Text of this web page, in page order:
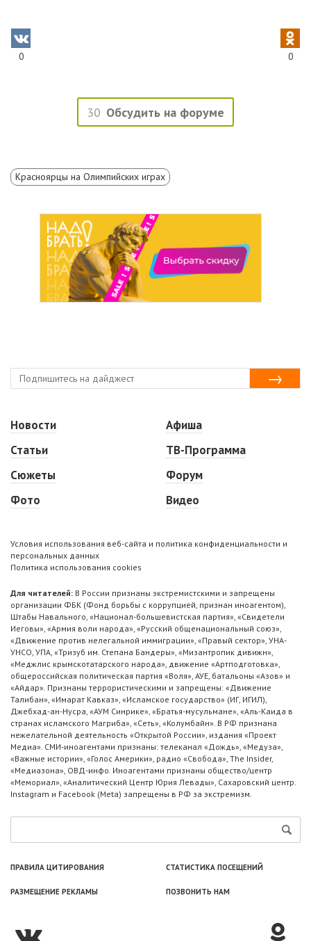
0 0
30 Обсудить на форуме
Красноярцы на Олимпийских играх
Новости
Статьи
Сюжеты
Фото
Афиша
ТВ-Программа
Форум
Видео
Условия использования веб-сайта и политика конфиденциальности и
персональных данных
Политика использования cookies
Для читателей: В России признаны экстремистскими и запрещены
организации ФБК (Фонд борьбы с коррупцией, признан иноагентом),
Штабы Навального, «Национал-большевистская партия», «Свидетели
Иеговы», «Армия воли народа», «Русский общенациональный союз»,
«Движение против нелегальной иммиграции», «Правый сектор», УНА-
УНСО, УПА, «Тризуб им. Степана Бандеры», «Мизантропик дивижн»,
«Меджлис крымскотатарского народа», движение «Артподготовка»,
общероссийская политическая партия «Воля», АУЕ, батальоны «Азов» и
«Айдар». Признаны террористическими и запрещены: «Движение
Талибан», «Имарат Кавказ», «Исламское государство» (ИГ, ИГИЛ),
Джебхад-ан-Нусра, «АУМ Синрике», «Братья-мусульмане», «Аль-Каида в
странах исламского Магриба», «Сеть», «Колумбайн». В РФ признана
нежелательной деятельность «Открытой России», издания «Проект
Медиа». СМИ-иноагентами признаны: телеканал «Дождь», «Медуза»,
«Важные истории», «Голос Америки», радио «Свобода», The Insider,
«Медиазона», ОВД-инфо. Иноагентами признаны общество/центр
«Мемориал», «Аналитический Центр Юрия Левады», Сахаровский центр.
Instagram и Facebook (Metа) запрещены в РФ за экстремизм.
ПРАВИЛА ЦИТИРОВАНИЯ СТАТИСТИКА ПОСЕЩЕНИЙ
РАЗМЕЩЕНИЕ РЕКЛАМЫ ПОЗВОНИТЬ НАМ